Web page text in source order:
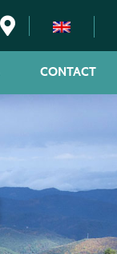
CONTACT